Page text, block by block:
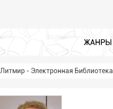
ЖАНРЫ
Литмир - Электронная Библиотека